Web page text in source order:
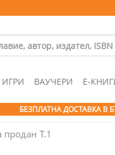
ИГРИ ВАУЧЕРИ Е-
БЕЗПЛАТНА ДОСТАВКА В
Т.1